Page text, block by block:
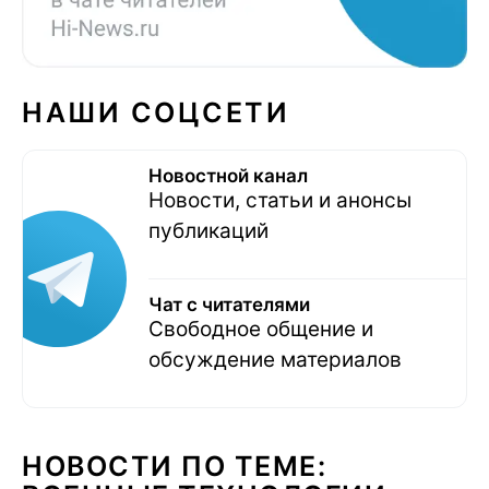
НАШИ СОЦСЕТИ
Новостной канал
Новости, статьи и анонсы
публикаций
Чат с читателями
Свободное общение и
обсуждение материалов
НОВОСТИ ПО ТЕМЕ: